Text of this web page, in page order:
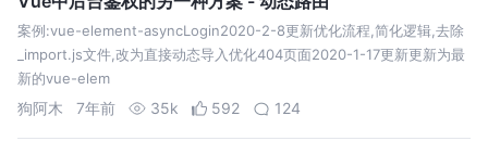
案例:vue-element-asyncLogin2020-2-8更新优化流程,简化逻辑,去除
_import.js文件,改为直接动态导入优化404页面2020-1-17更新更新为最
新的vue-elem
狗阿木 7年前 35k 592 124